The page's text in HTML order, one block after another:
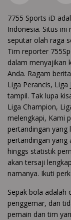
7755 Sports iD
Indonesia. Situs
seputar olah raga
Tim reporter
dalam menyajikan
Anda. Ragam
Liga Perancis,
tampil. Tak lupa
Liga Champion,
melengkapi, Kami
pertandingan yang
pertandingan yang
hinggs statistik
akan tersaji
namanya. Ikuti
Sepak bola adalah
penggemar, dan
pemain dan tim